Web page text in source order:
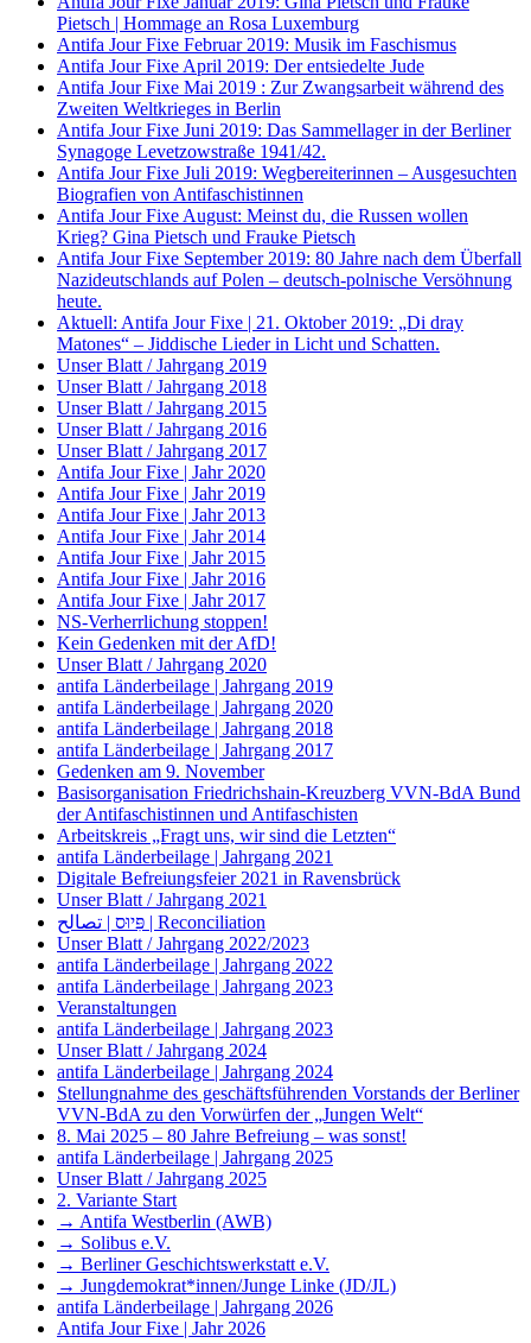
Pietsch | Hommage an Rosa Luxemburg
Antifa Jour Fixe Februar 2019: Musik im Faschismus
Antifa Jour Fixe April 2019: Der entsiedelte Jude
Antifa Jour Fixe Mai 2019 : Zur Zwangsarbeit während des
Zweiten Weltkrieges in Berlin
Antifa Jour Fixe Juni 2019: Das Sammellager in der Berliner
Synagoge Levetzowstraße 1941/42.
Antifa Jour Fixe Juli 2019: Wegbereiterinnen – Ausgesuchten
Biografien von Antifaschistinnen
Antifa Jour Fixe August: Meinst du, die Russen wollen
Krieg? Gina Pietsch und Frauke Pietsch
Antifa Jour Fixe September 2019: 80 Jahre nach dem Überfall
Nazideutschlands auf Polen – deutsch-polnische Versöhnung
heute.
Aktuell: Antifa Jour Fixe | 21. Oktober 2019: „Di dray
Matones“ – Jiddische Lieder in Licht und Schatten.
Unser Blatt / Jahrgang 2019
Unser Blatt / Jahrgang 2018
Unser Blatt / Jahrgang 2015
Unser Blatt / Jahrgang 2016
Unser Blatt / Jahrgang 2017
Antifa Jour Fixe | Jahr 2020
Antifa Jour Fixe | Jahr 2019
Antifa Jour Fixe | Jahr 2013
Antifa Jour Fixe | Jahr 2014
Antifa Jour Fixe | Jahr 2015
Antifa Jour Fixe | Jahr 2016
Antifa Jour Fixe | Jahr 2017
NS-Verherrlichung stoppen!
Kein Gedenken mit der AfD!
Unser Blatt / Jahrgang 2020
antifa Länderbeilage | Jahrgang 2019
antifa Länderbeilage | Jahrgang 2020
antifa Länderbeilage | Jahrgang 2018
antifa Länderbeilage | Jahrgang 2017
Gedenken am 9. November
Basisorganisation Friedrichshain-Kreuzberg VVN-BdA Bund
der Antifaschistinnen und Antifaschisten
Arbeitskreis „Fragt uns, wir sind die Letzten“
antifa Länderbeilage | Jahrgang 2021
Digitale Befreiungsfeier 2021 in Ravensbrück
Unser Blatt / Jahrgang 2021
פִּיוּס | تصالح | Reconciliation
Unser Blatt / Jahrgang 2022/2023
antifa Länderbeilage | Jahrgang 2022
antifa Länderbeilage | Jahrgang 2023
Veranstaltungen
antifa Länderbeilage | Jahrgang 2023
Unser Blatt / Jahrgang 2024
antifa Länderbeilage | Jahrgang 2024
Stellungnahme des geschäftsführenden Vorstands der Berliner
VVN-BdA zu den Vorwürfen der „Jungen Welt“
8. Mai 2025 – 80 Jahre Befreiung – was sonst!
antifa Länderbeilage | Jahrgang 2025
Unser Blatt / Jahrgang 2025
2. Variante Start
→ Antifa Westberlin (AWB)
→ Solibus e.V.
→ Berliner Geschichtswerkstatt e.V.
→ Jungdemokrat*innen/Junge Linke (JD/JL)
antifa Länderbeilage | Jahrgang 2026
Antifa Jour Fixe | Jahr 2026